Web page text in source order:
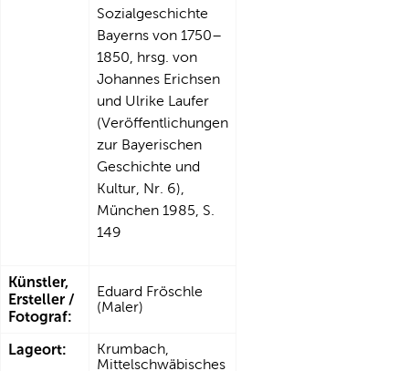
Sozialgeschichte
Bayerns von 1750–
1850, hrsg. von
Johannes Erichsen
und Ulrike Laufer
(Veröffentlichungen
zur Bayerischen
Geschichte und
Kultur, Nr. 6),
München 1985, S.
149
Künstler,
Ersteller /
Fotograf:
Eduard Fröschle
(Maler)
Lageort:
Krumbach,
Mittelschwäbisches